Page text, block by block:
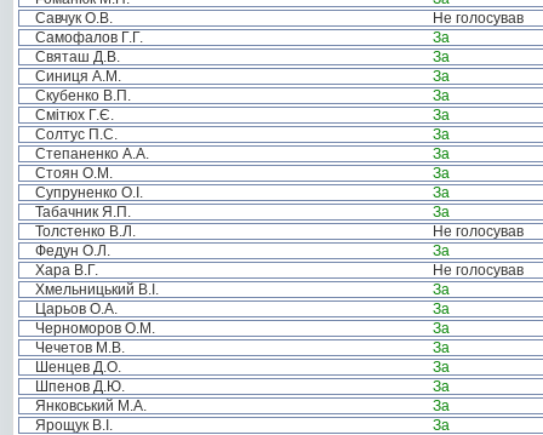
Савчук О.В.
Не голосував
Самофалов Г.Г.
За
Святаш Д.В.
За
Синиця А.М.
За
Скубенко В.П.
За
Смітюх Г.Є.
За
Солтус П.С.
За
Степаненко А.А.
За
Стоян О.М.
За
Супруненко О.І.
За
Табачник Я.П.
За
Толстенко В.Л.
Не голосував
Федун О.Л.
За
Хара В.Г.
Не голосував
Хмельницький В.І.
За
Царьов О.А.
За
Черноморов О.М.
За
Чечетов М.В.
За
Шенцев Д.О.
За
Шпенов Д.Ю.
За
Янковський М.А.
За
Ярощук В.І.
За